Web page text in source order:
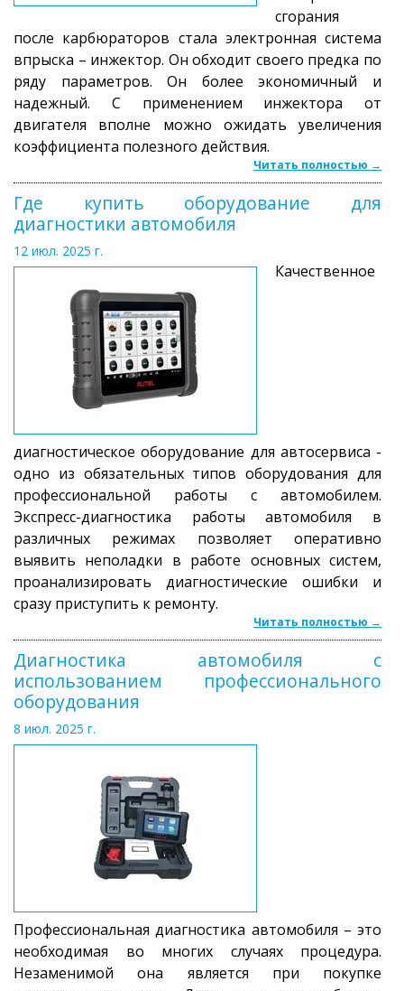
сгорания
после карбюраторов стала электронная система
впрыска – инжектор. Он обходит своего предка по
ряду параметров. Он более экономичный и
надежный. С применением инжектора от
двигателя вполне можно ожидать увеличения
коэффициента полезного действия.
Читать полностью →
Где купить оборудование для
диагностики автомобиля
12 июл. 2025 г.
Качественное
диагностическое оборудование для автосервиса -
одно из обязательных типов оборудования для
профессиональной работы с автомобилем.
Экспресс-диагностика работы автомобиля в
различных режимах позволяет оперативно
выявить неполадки в работе основных систем,
проанализировать диагностические ошибки и
сразу приступить к ремонту.
Читать полностью →
Диагностика автомобиля с
использованием профессионального
оборудования
8 июл. 2025 г.
Профессиональная диагностика автомобиля – это
необходимая во многих случаях процедура.
Незаменимой она является при покупке